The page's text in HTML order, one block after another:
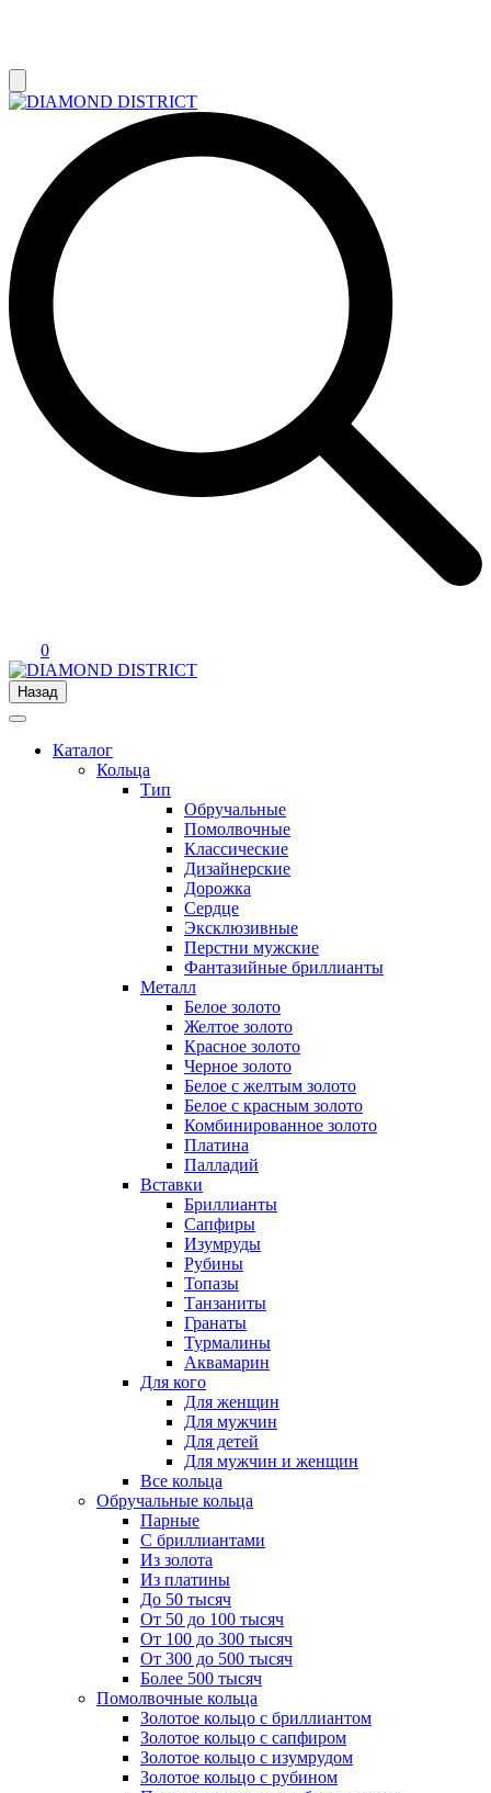
0
Назад
Каталог
Кольца
Тип
Обручальные
Помолвочные
Классические
Дизайнерские
Дорожка
Сердце
Эксклюзивные
Перстни мужские
Фантазийные бриллианты
Металл
Белое золото
Желтое золото
Красное золото
Черное золото
Белое с желтым золото
Белое с красным золото
Комбинированное золото
Платина
Палладий
Вставки
Бриллианты
Сапфиры
Изумруды
Рубины
Топазы
Танзаниты
Гранаты
Турмалины
Аквамарин
Для кого
Для женщин
Для мужчин
Для детей
Для мужчин и женщин
Все кольца
Обручальные кольца
Парные
С бриллиантами
Из золота
Из платины
До 50 тысяч
От 50 до 100 тысяч
От 100 до 300 тысяч
От 300 до 500 тысяч
Более 500 тысяч
Помолвочные кольца
Золотое кольцо с бриллиантом
Золотое кольцо с сапфиром
Золотое кольцо с изумрудом
Золотое кольцо с рубином